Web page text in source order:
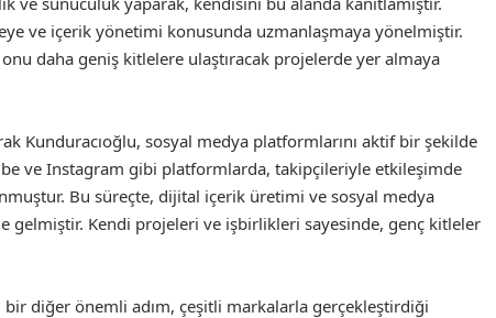
ve içerik yönetimi konusunda uzmanlaşmaya yönelmiştir.
daha geniş kitlelere ulaştıracak projelerde yer almaya
Kunduracıoğlu, sosyal medya platformlarını aktif bir şekilde
ve Instagram gibi platformlarda, takipçileriyle etkileşimde
Bu süreçte, dijital içerik üretimi ve sosyal medya
gelmiştir. Kendi projeleri ve işbirlikleri sayesinde, genç kitleler
diğer önemli adım, çeşitli markalarla gerçekleştirdiği